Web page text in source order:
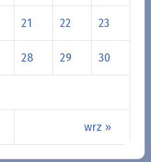
wrz »
21 22 23
28 29 30